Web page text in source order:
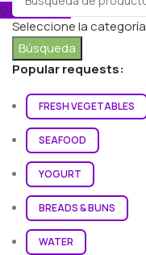
Seleccione la categoría
Búsqueda
Popular requests:
FRESH VEGETABLES
SEAFOOD
YOGURT
BREADS & BUNS
WATER
0 elementosCarro